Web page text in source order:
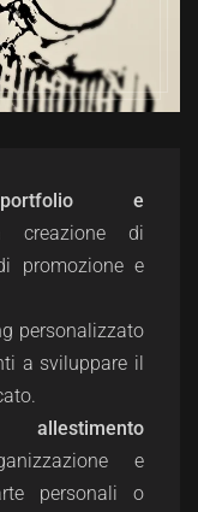
e
creazione di
promozione e
personalizzato
a sviluppare il
e
personali o